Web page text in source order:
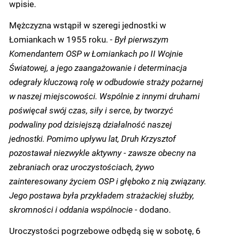
wpisie.
Mężczyzna wstąpił w szeregi jednostki w
Łomiankach w 1955 roku. -Był pierwszym
Komendantem OSP w Łomiankach po II Wojnie
Światowej, a jego zaangażowanie i determinacja
odegrały kluczową rolę w odbudowie straży pożarnej
w naszej miejscowości. Wspólnie z innymi druhami
poświęcał swój czas, siły i serce, by tworzyć
podwaliny pod dzisiejszą działalność naszej
jednostki. Pomimo upływu lat, Druh Krzysztof
pozostawał niezwykle aktywny - zawsze obecny na
zebraniach oraz uroczystościach, żywo
zainteresowany życiem OSP i głęboko z nią związany.
Jego postawa była przykładem strażackiej służby,
skromności i oddania wspólnocie- dodano.
Uroczystości pogrzebowe odbędą się w sobotę, 6